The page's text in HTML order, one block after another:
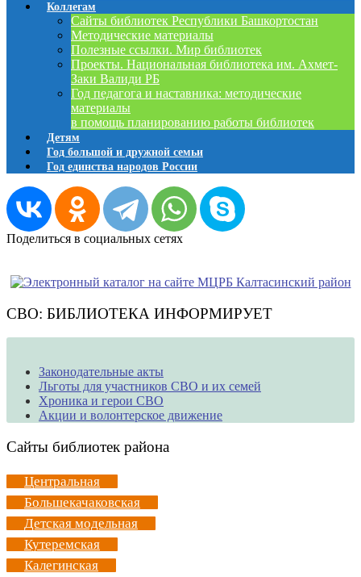
Коллегам
Сайты библиотек Республики Башкортостан
Методические материалы
Полезные ссылки. Мир библиотек
Проекты. Национальная библиотека им. Ахмет-
Заки Валиди РБ
Год педагога и наставника: методические
материалы
в помощь планированию работы библиотек
Детям
Год большой и дружной семьи
Год единства народов России
Поделиться в социальных сетях
СВО: БИБЛИОТЕКА ИНФОРМИРУЕТ
Законодательные акты
Льготы для участников СВО и их семей
Хроника и герои СВО
Акции и волонтерское движение
Сайты библиотек района
Центральная
Большекачаковская
Детская модельная
Кутеремская
Калегинская